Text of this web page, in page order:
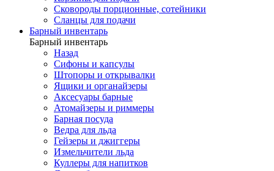
Сковороды порционные, сотейники
Сланцы для подачи
Барный инвентарь
Барный инвентарь
Назад
Сифоны и капсулы
Штопоры и открывалки
Ящики и органайзеры
Аксесуары барные
Атомайзеры и риммеры
Барная посуда
Ведра для льда
Гейзеры и джиггеры
Измельчители льда
Куллеры для напитков